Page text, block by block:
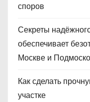
споров
Секреты
обеспечивает
Москве и
Как сделать
участке